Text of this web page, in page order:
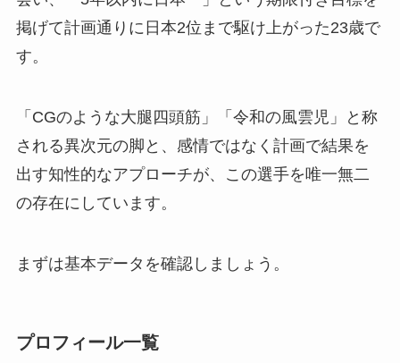
掲げて計画通りに日本2位まで駆け上がった23歳で
す。
「CGのような大腿四頭筋」「令和の風雲児」と称
される異次元の脚と、感情ではなく計画で結果を
出す知性的なアプローチが、この選手を唯一無二
の存在にしています。
まずは基本データを確認しましょう。
プロフィール一覧